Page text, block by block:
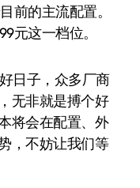
前的主流配置。
元这一档位。
日子，众多厂商
无非就是搏个好
将会在配置、外
，不妨让我们等